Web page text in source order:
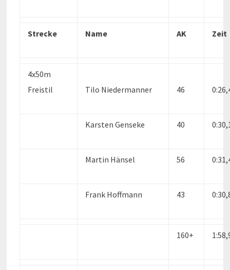
Strecke Name AK Zeit
4x50m
Freistil
Tilo Niedermanner 46
Karsten Genseke 40
Martin Hänsel 56
Frank Hoffmann 43
160+